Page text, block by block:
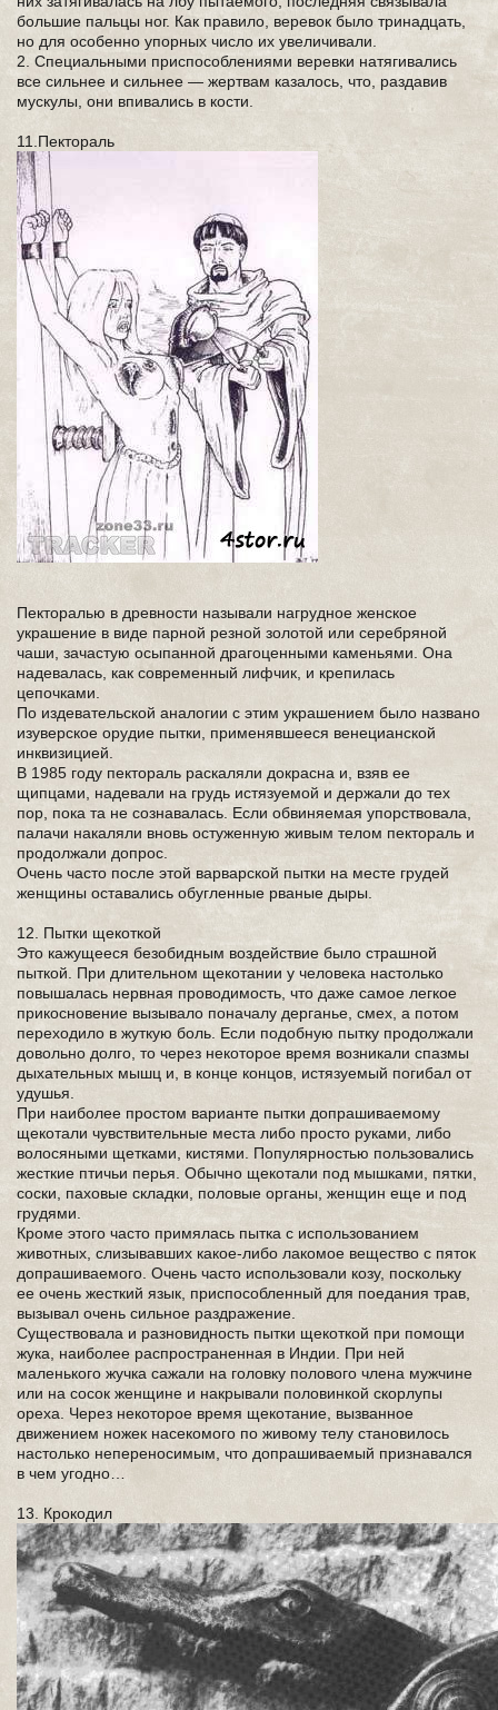
большие пальцы ног. Как правило, веревок было тринадцать,
но для особенно упорных число их увеличивали.
2. Специальными приспособлениями веревки натягивались
все сильнее и сильнее — жертвам казалось, что, раздавив
мускулы, они впивались в кости.
11.Пектораль
Пекторалью в древности называли нагрудное женское
украшение в виде парной резной золотой или серебряной
чаши, зачастую осыпанной драгоценными каменьями. Она
надевалась, как современный лифчик, и крепилась
цепочками.
По издевательской аналогии с этим украшением было названо
изуверское орудие пытки, применявшееся венецианской
инквизицией.
В 1985 году пектораль раскаляли докрасна и, взяв ее
щипцами, надевали на грудь истязуемой и держали до тех
пор, пока та не сознавалась. Если обвиняемая упорствовала,
палачи накаляли вновь остуженную живым телом пектораль и
продолжали допрос.
Очень часто после этой варварской пытки на месте грудей
женщины оставались обугленные рваные дыры.
12. Пытки щекоткой
Это кажущееся безобидным воздействие было страшной
пыткой. При длительном щекотании у человека настолько
повышалась нервная проводимость, что даже самое легкое
прикосновение вызывало поначалу дерганье, смех, а потом
переходило в жуткую боль. Если подобную пытку продолжали
довольно долго, то через некоторое время возникали спазмы
дыхательных мышц и, в конце концов, истязуемый погибал от
удушья.
При наиболее простом варианте пытки допрашиваемому
щекотали чувствительные места либо просто руками, либо
волосяными щетками, кистями. Популярностью пользовались
жесткие птичьи перья. Обычно щекотали под мышками, пятки,
соски, паховые складки, половые органы, женщин еще и под
грудями.
Кроме этого часто примялась пытка с использованием
животных, слизывавших какое-либо лакомое вещество с пяток
допрашиваемого. Очень часто использовали козу, поскольку
ее очень жесткий язык, приспособленный для поедания трав,
вызывал очень сильное раздражение.
Существовала и разновидность пытки щекоткой при помощи
жука, наиболее распространенная в Индии. При ней
маленького жучка сажали на головку полового члена мужчине
или на сосок женщине и накрывали половинкой скорлупы
ореха. Через некоторое время щекотание, вызванное
движением ножек насекомого по живому телу становилось
настолько непереносимым, что допрашиваемый признавался
в чем угодно…
13. Крокодил